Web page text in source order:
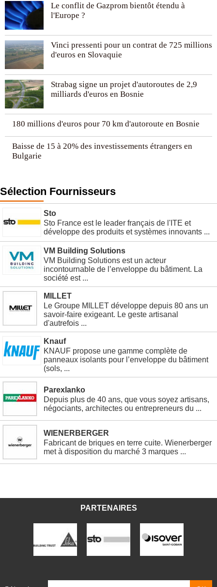
Le conflit de Gazprom bientôt étendu à
l'Europe ?
Vinci pressenti pour un contrat de 725 millions
d'euros en Slovaquie
Strabag signe un projet d'autoroutes de 2,9
milliards d'euros en Bosnie
180 millions d'euros pour 70 km d'autoroute en Bosnie
Baisse de 15 à 20% des investissements étrangers en
Bulgarie
Sélection Fournisseurs
Sto
Sto France est le leader français de l'ITE et
développe des produits et systèmes innovants ...
VM Building Solutions
VM Building Solutions est un acteur
incontournable de l’enveloppe du bâtiment. La
société est ...
MILLET
Le Groupe MILLET développe depuis 80 ans un
savoir-faire exigeant. Le geste artisanal
d'autrefois ...
Knauf
KNAUF propose une gamme complète de
panneaux isolants pour l’enveloppe du bâtiment
(sols, ...
Parexlanko
Depuis plus de 40 ans, que vous soyez artisans,
négociants, architectes ou entrepreneurs du ...
WIENERBERGER
Fabricant de briques en terre cuite. Wienerberger
met à disposition du marché 3 marques ...
PARTENAIRES